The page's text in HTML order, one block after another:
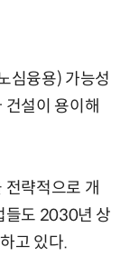
심융용) 가능성
건설이 용이해
전략적으로 개
들도 2030년 상
고 있다.